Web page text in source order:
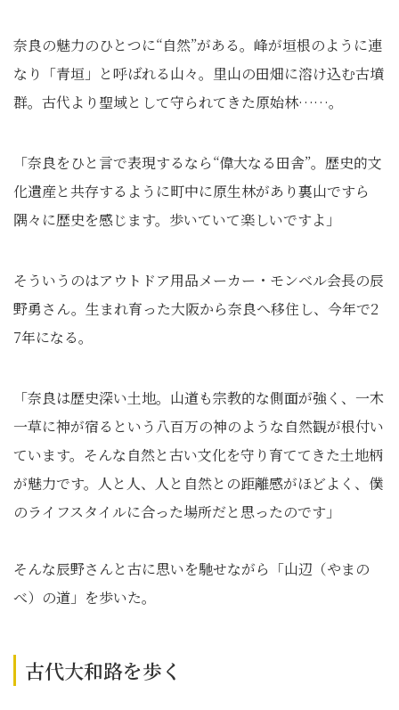
奈良の魅力のひとつに“自然”がある。峰が垣根のように連
なり「青垣」と呼ばれる山々。里山の田畑に溶け込む古墳
群。古代より聖域として守られてきた原始林……。
「奈良をひと言で表現するなら“偉大なる田舎”。歴史的文
化遺産と共存するように町中に原生林があり裏山ですら
隅々に歴史を感じます。歩いていて楽しいですよ」
そういうのはアウトドア用品メーカー・モンベル会長の辰
野勇さん。生まれ育った大阪から奈良へ移住し、今年で2
7年になる。
「奈良は歴史深い土地。山道も宗教的な側面が強く、一木
一草に神が宿るという八百万の神のような自然観が根付い
ています。そんな自然と古い文化を守り育ててきた土地柄
が魅力です。人と人、人と自然との距離感がほどよく、僕
のライフスタイルに合った場所だと思ったのです」
そんな辰野さんと古に思いを馳せながら「山辺（やまの
べ）の道」を歩いた。
古代大和路を歩く